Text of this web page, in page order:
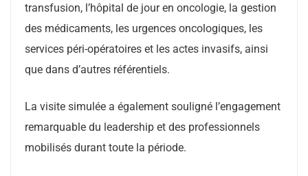
transfusion, l’hôpital de jour en oncologie, la gestion
des médicaments, les urgences oncologiques, les
services péri-opératoires et les actes invasifs, ainsi
que dans d’autres référentiels.
La visite simulée a également souligné l’engagement
remarquable du leadership et des professionnels
mobilisés durant toute la période.